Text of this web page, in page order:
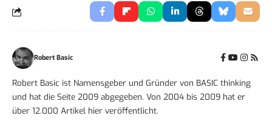
Robert Basic
Robert Basic ist Namensgeber und Gründer von BASIC thinking
und hat die Seite 2009 abgegeben. Von 2004 bis 2009 hat er
über 12.000 Artikel hier veröffentlicht.